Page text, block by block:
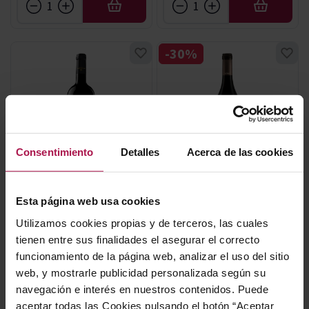
Consentimiento Detalles Acerca de las cookies
Esta página web usa cookies
Utilizamos cookies propias y de terceros, las cuales
tienen entre sus finalidades el asegurar el correcto
funcionamiento de la página web, analizar el uso del sitio
web, y mostrarle publicidad personalizada según su
navegación e interés en nuestros contenidos. Puede
aceptar todas las Cookies pulsando el botón “Aceptar
AÑADIR AÑADIR
DO Conca de Barberà
Familia Torres
94Pe 94 Wi
326,00 €
92 Pe
Precio especial
10,14 €
Precio normal
14,49 €
-30%